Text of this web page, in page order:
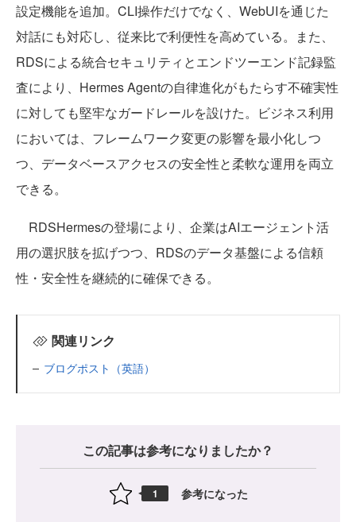
設定機能を追加。CLI操作だけでなく、WebUIを通じた
対話にも対応し、従来比で利便性を高めている。また、
RDSによる統合セキュリティとエンドツーエンド記録監
査により、Hermes Agentの自律進化がもたらす不確実性
に対しても堅牢なガードレールを設けた。ビジネス利用
においては、フレームワーク変更の影響を最小化しつ
つ、データベースアクセスの安全性と柔軟な運用を両立
できる。
RDSHermesの登場により、企業はAIエージェント活
用の選択肢を拡げつつ、RDSのデータ基盤による信頼
性・安全性を継続的に確保できる。
関連リンク
ブログポスト（英語）
この記事は参考になりましたか？
1 参考になった